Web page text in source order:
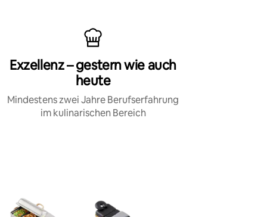
Exzellenz – gestern wie auch
heute
Mindestens zwei Jahre Berufserfahrung
im kulinarischen Bereich